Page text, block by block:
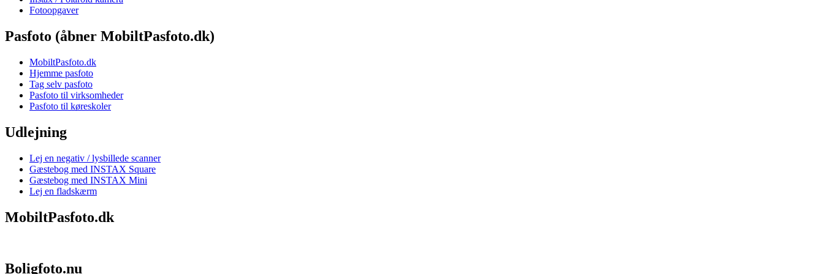
Fotoopgaver
Pasfoto (åbner MobiltPasfoto.dk)
MobiltPasfoto.dk
Hjemme pasfoto
Tag selv pasfoto
Pasfoto til virksomheder
Pasfoto til køreskoler
Udlejning
Lej en negativ / lysbillede scanner
Gæstebog med INSTAX Square
Gæstebog med INSTAX Mini
Lej en fladskærm
MobiltPasfoto.dk
Boligfoto.nu